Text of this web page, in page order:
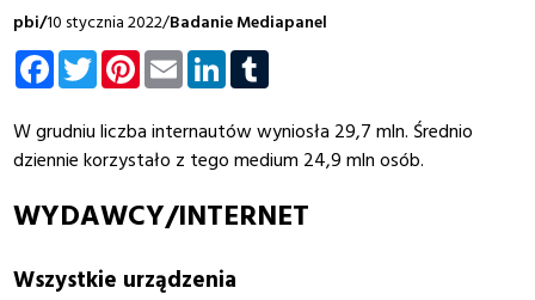
pbi/10 stycznia 2022/Badanie Mediapanel
FacebookTwitterPinterest
EmailLinkedIn
W grudniu liczba internautów wyniosła 29,7 mln. Średnio
dziennie korzystało z tego medium 24,9 mln osób.
WYDAWCY/INTERNET
Wszystkie urządzenia